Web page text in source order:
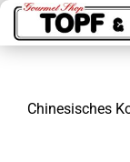
Chinesisches